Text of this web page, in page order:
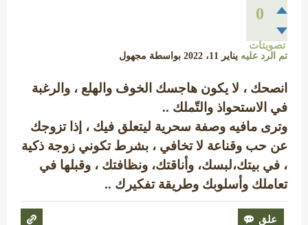
0
تصويتات
تم الرد عليه يناير 11، 2022 بواسطة مجهول
انصحك ، لا يكون هاجسك الخوف والهلع ، والرغبة
في الاستحواذ والتّملك ..
وترى مافيه وصفة سحرية ليتعلق فيك ، إذا تزوجك
عن حب وقناعة لا تخافي ، بشرط تكوني زوجة ذكية
، في بيتك،لبسك، وأناقتك، ونظافتك ، وقبلها في
تعاملك وأسلوبك وطريقة تفكيرك ..